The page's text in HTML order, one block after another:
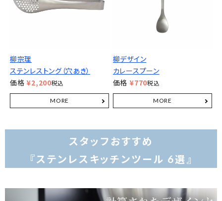
柳宗理
ステンレストング（穴あき）
価格 ¥2,200税込
柳デザイン
カレースプーン
価格 ¥770税込
スタッフおすすめ
『ステンレスキッチンツール 6選』